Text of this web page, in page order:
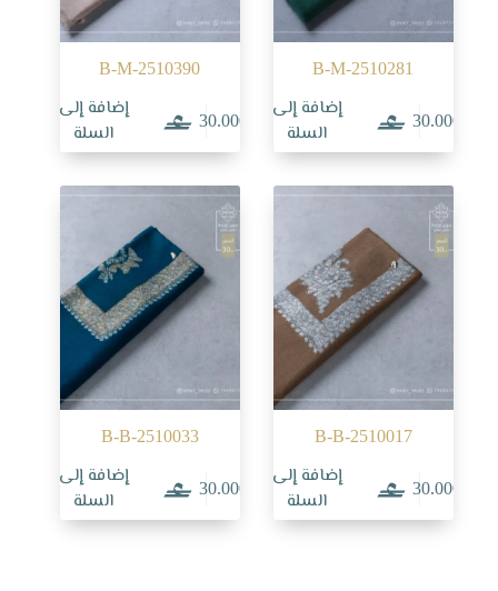
B-M-2510281
30.000
إضافة إلى
السلة
B-M-2510390
30.000
إضافة إلى
السلة
B-B-2510017
30.000
إضافة إلى
السلة
B-B-2510033
30.000
إضافة إلى
السلة